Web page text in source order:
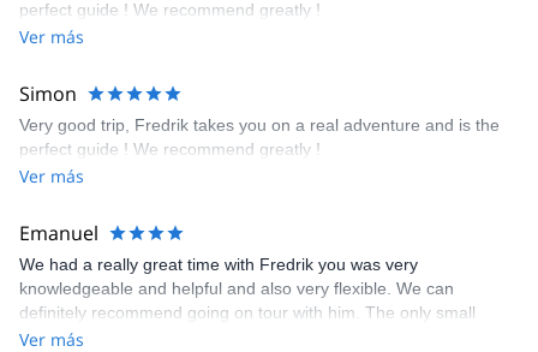
perfect guide ! We recommend greatly !
Ver más
Simon
Very good trip, Fredrik takes you on a real adventure and is the
perfect guide ! We recommend greatly !
Ver más
Emanuel
We had a really great time with Fredrik you was very
knowledgeable and helpful and also very flexible. We can
definitely recommend going on tour with him. The only small
citicism (which is really too strong a word here) is that it would be
Ver más